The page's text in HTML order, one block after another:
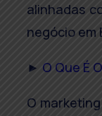
alinhadas
negócio em
► O Que É
O